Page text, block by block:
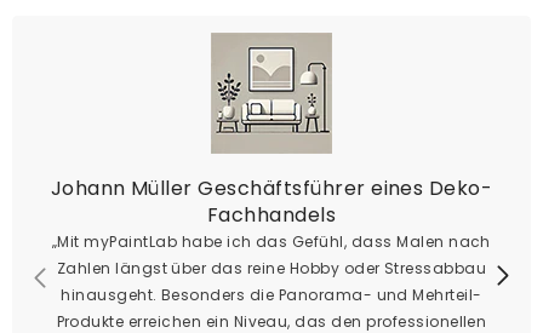
Johann Müller Geschäftsführer eines Deko-
Fachhandels
„Mit myPaintLab habe ich das Gefühl, dass Malen nach
Zahlen längst über das reine Hobby oder Stressabbau
hinausgeht. Besonders die Panorama- und Mehrteil-
Produkte erreichen ein Niveau, das den professionellen